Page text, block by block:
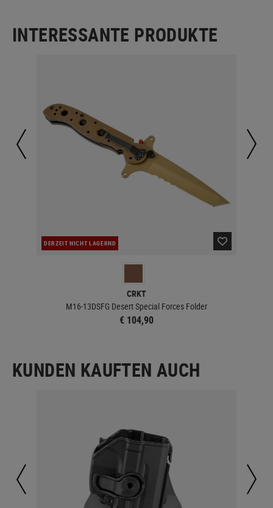
INTERESSANTE PRODUKTE
DERZEIT NICHT LAGERND
CRKT
M16-13DSFG Desert Special Forces Folder
€ 104,90
KUNDEN KAUFTEN AUCH